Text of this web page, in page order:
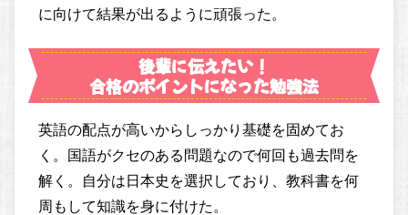
に向けて結果が出るように頑張った。
後輩に伝えたい！
合格のポイントになった勉強法
英語の配点が高いからしっかり基礎を固めてお
く。国語がクセのある問題なので何回も過去問を
解く。自分は日本史を選択しており、教科書を何
周もして知識を身に付けた。